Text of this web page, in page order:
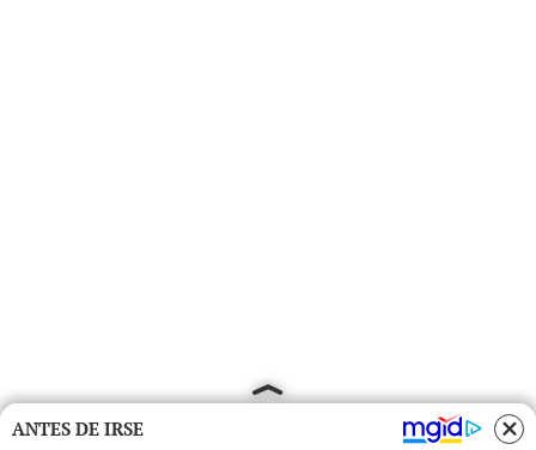
ANTES DE IRSE